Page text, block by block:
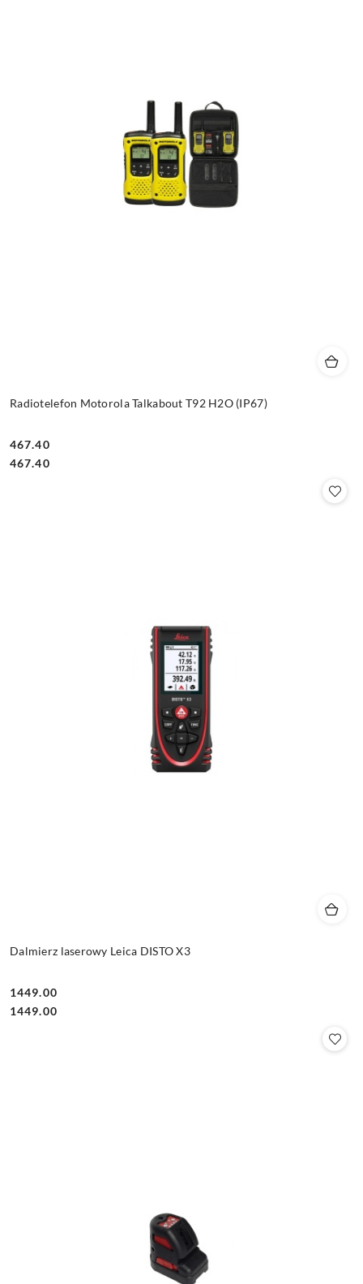
Radiotelefon Motorola Talkabout T92 H2O (IP67)
Cena:
467.40
Cena:
467.40
Dalmierz laserowy Leica DISTO X3
Cena:
1449.00
Cena:
1449.00